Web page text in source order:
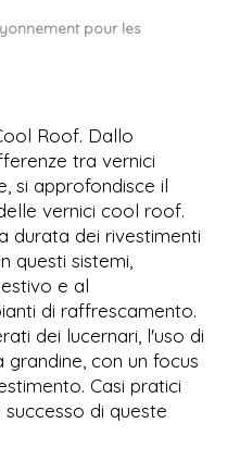
pour les
Roof. Dallo
tra vernici
si approfondisce il
vernici cool roof.
durata dei rivestimenti
questi sistemi,
e al
di raffrescamento.
dei lucernari, l'uso di
con un focus
Casi pratici
di queste